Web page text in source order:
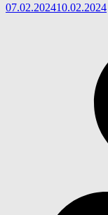
07.02.202410.02.2024